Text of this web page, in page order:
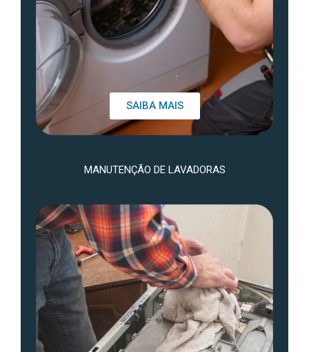
SAIBA MAIS
MANUTENÇÃO DE LAVADORAS